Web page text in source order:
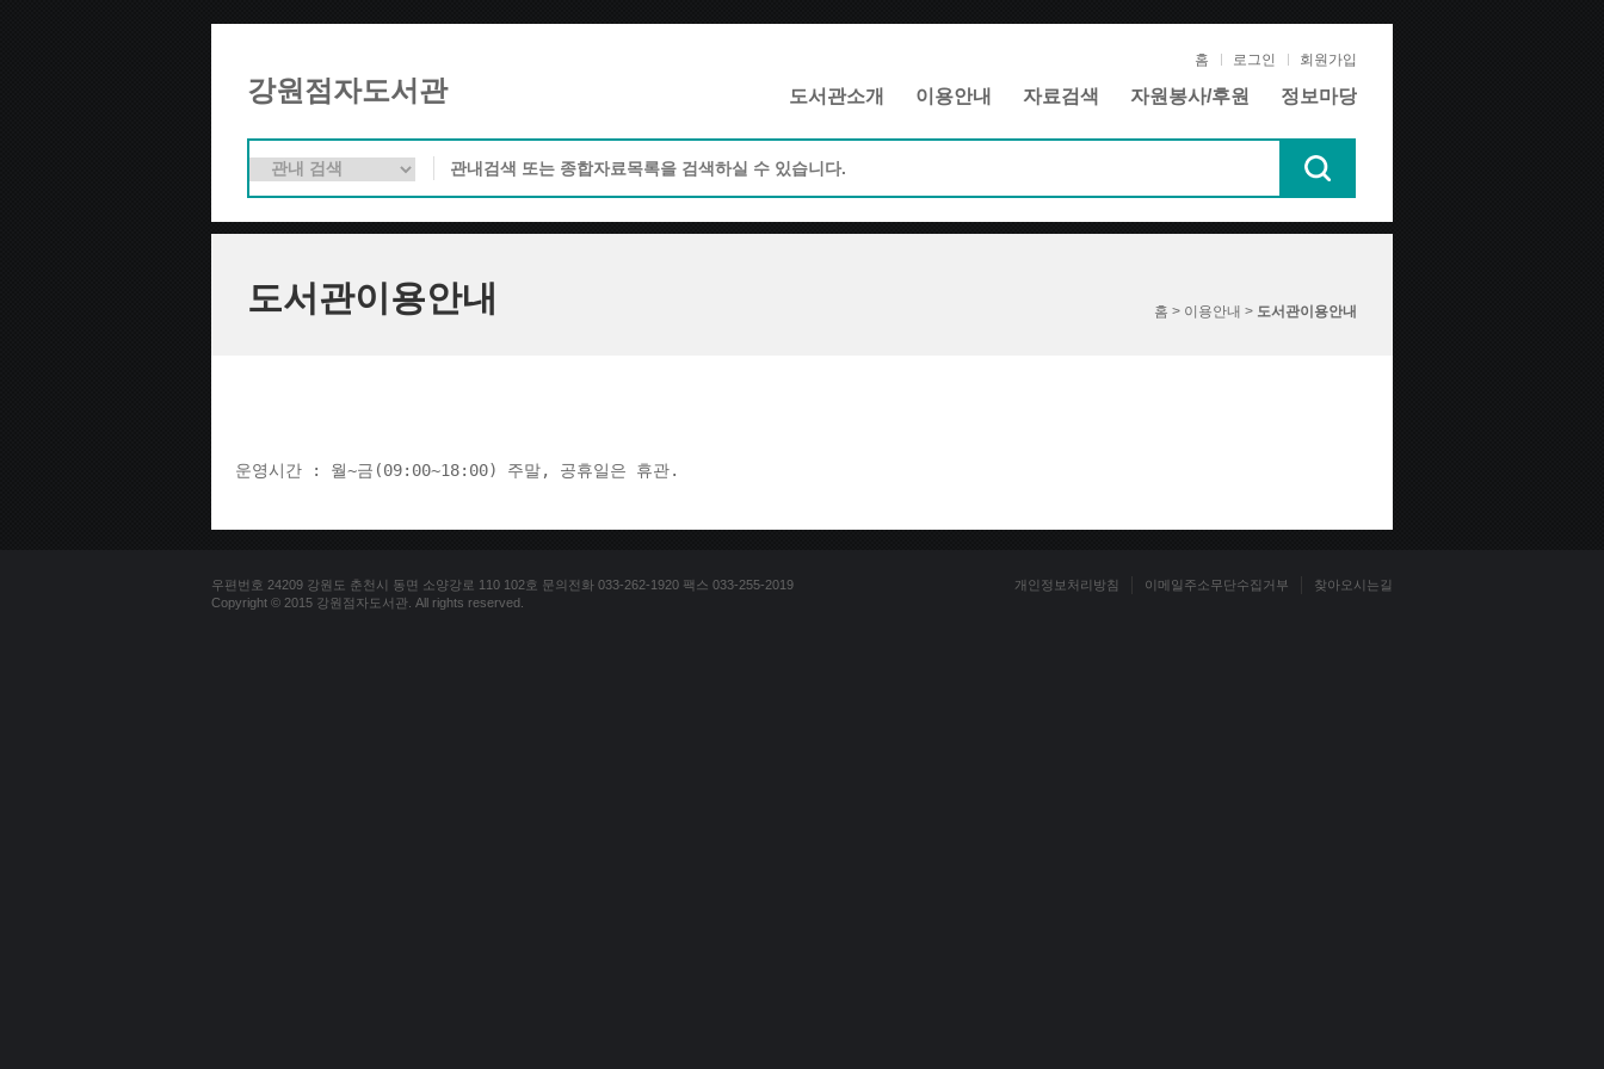
강원점자도서관
홈 로그인 회원가입
도서관소개 이용안내 자료검색 자원봉사/후원 정보마당
도서관이용안내 홈 > 이용안내 > 도서관이용안내
운영시간 : 월~금(09:00~18:00) 주말, 공휴일은 휴관.
우편번호 24209 강원도 춘천시 동면 소양강로 110 102호 문의전화 033-262-1920 팩스 033-255-2019
Copyright © 2015 강원점자도서관. All rights reserved.
개인정보처리방침 이메일주소무단수집거부 찾아오시는길